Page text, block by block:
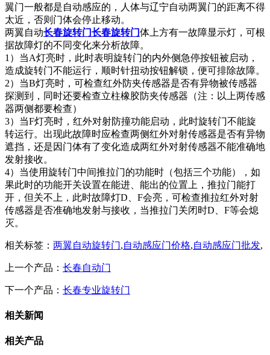
翼门一般都是自动感应的，人体与辽宁自动两翼门的距离不得
太近，否则门体会停止移动。
两翼自动长春旋转门长春旋转门体上方有一故障显示灯，可根
据故障灯的不同变化来分析故障。
1）当A灯亮时，此时表明旋转门的内外侧急停按钮被启动，
造成旋转门不能运行，顺时针扭动按钮解锁，便可排除故障。
2）当B灯亮时，可检查红外防夹传感器是否有异物被传感器
探测到，同时还要检查立柱橡胶防夹传感器（注：以上两传感
器两侧都要检查）
3）当F灯亮时，红外对射防撞功能启动，此时旋转门不能旋
转运行。出现此故障时应检查两侧红外对射传感器是否有异物
遮挡，还是因门体有了变化造成两红外对射传感器不能准确地
发射接收。
4）当使用旋转门中间推拉门的功能时（包括三个功能），如
果此时的功能开关设置在能进、能出的位置上，推拉门能打
开，但关不上，此时故障灯D、F会亮，可检查推拉红外对射
传感器是否准确地发射与接收，当推拉门关闭时D、F等会熄
灭。
相关标签： 两翼自动旋转门,自动感应门价格,自动感应门批发,
上一个产品： 长春自动门
下一个产品： 长春专业旋转门
相关新闻
相关产品